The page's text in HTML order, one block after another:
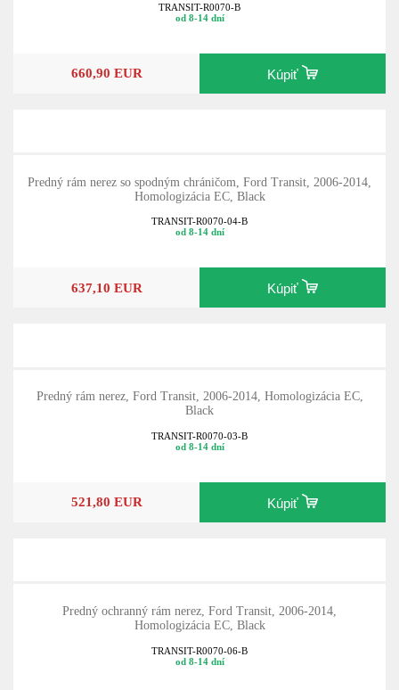
TRANSIT-R0070-B
od 8-14 dní
660,90 EUR Kúpiť
Predný rám nerez so spodným chráničom, Ford Transit, 2006-2014,
Homologizácia EC, Black
TRANSIT-R0070-04-B
od 8-14 dní
637,10 EUR Kúpiť
Predný rám nerez, Ford Transit, 2006-2014, Homologizácia EC,
Black
TRANSIT-R0070-03-B
od 8-14 dní
521,80 EUR Kúpiť
Predný ochranný rám nerez, Ford Transit, 2006-2014,
Homologizácia EC, Black
TRANSIT-R0070-06-B
od 8-14 dní